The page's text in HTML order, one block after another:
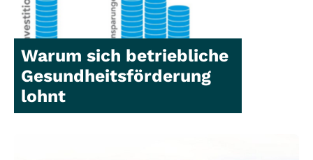
Warum sich betriebliche
Gesundheitsförderung
lohnt